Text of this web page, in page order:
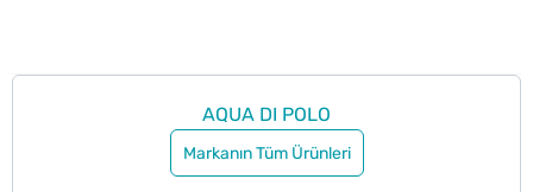
AQUA DI POLO
Markanın Tüm Ürünleri